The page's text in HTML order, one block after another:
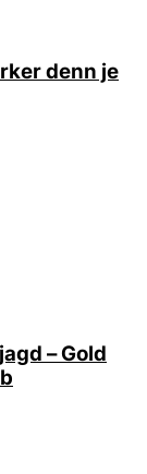
denn je
– Gold